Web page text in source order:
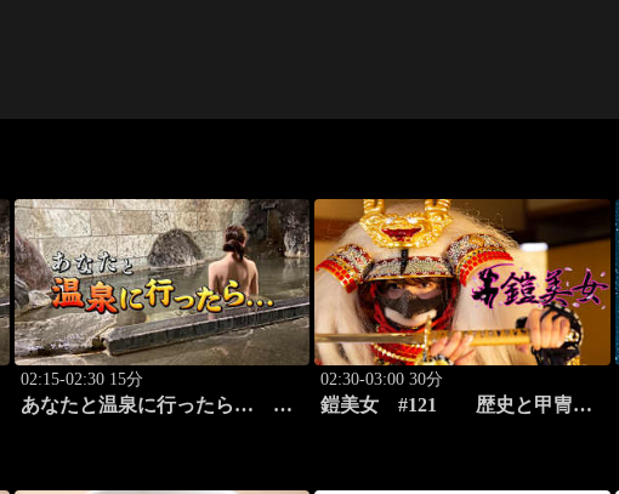
02:15-02:30 15分
あなたと温泉に行ったら…
02:30-03:00 30分
鎧美女 #121 歴史と甲冑